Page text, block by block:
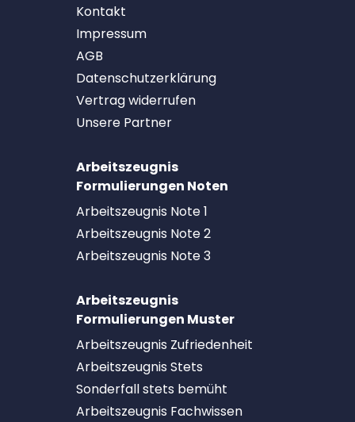
Kontakt
Impressum
AGB
Datenschutzerklärung
Vertrag widerrufen
Unsere Partner
Arbeitszeugnis
Formulierungen Noten
Arbeitszeugnis Note 1
Arbeitszeugnis Note 2
Arbeitszeugnis Note 3
Arbeitszeugnis
Formulierungen Muster
Arbeitszeugnis Zufriedenheit
Arbeitszeugnis Stets
Sonderfall stets bemüht
Arbeitszeugnis Fachwissen